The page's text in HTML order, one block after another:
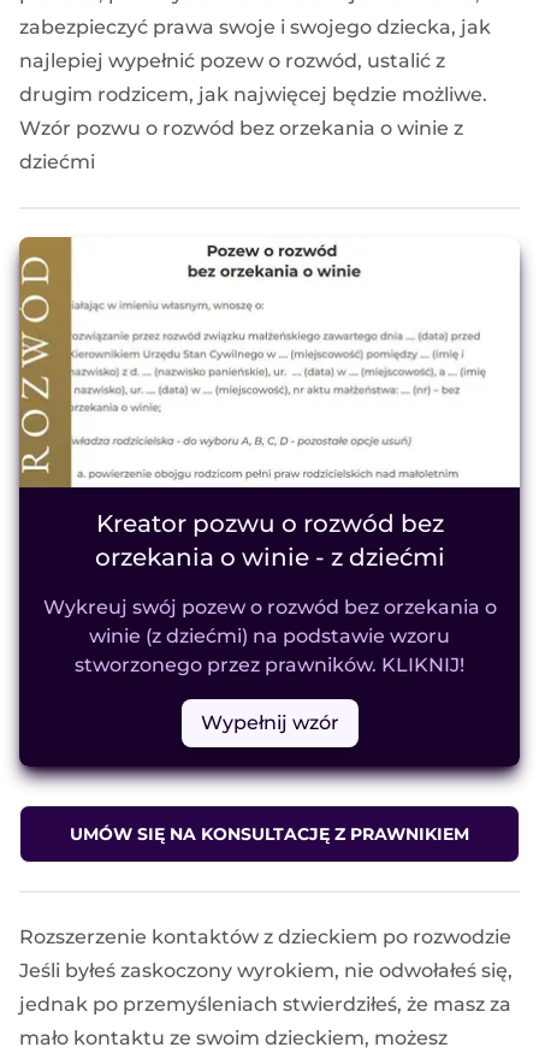
zabezpieczyć prawa swoje i swojego dziecka, jak
najlepiej wypełnić pozew o rozwód, ustalić z
drugim rodzicem, jak najwięcej będzie możliwe.
Wzór pozwu o rozwód bez orzekania o winie z
dziećmi
Kreator pozwu o rozwód bez
orzekania o winie - z dziećmi
Wykreuj swój pozew o rozwód bez orzekania o
winie (z dziećmi) na podstawie wzoru
stworzonego przez prawników. KLIKNIJ!
Wypełnij wzór
UMÓW SIĘ NA KONSULTACJĘ Z PRAWNIKIEM
Rozszerzenie kontaktów z dzieckiem po rozwodzie
Jeśli byłeś zaskoczony wyrokiem, nie odwołałeś się,
jednak po przemyśleniach stwierdziłeś, że masz za
mało kontaktu ze swoim dzieckiem, możesz